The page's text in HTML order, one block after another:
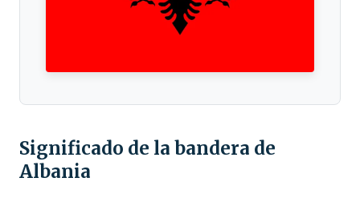
Significado de la bandera de
Albania